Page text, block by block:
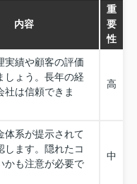
内容
重
要
性
実績や顧客の評価
しょう。長年の経
社は信頼できま
高
体系が提示されて
します。隠れたコ
かも注意が必要で
中